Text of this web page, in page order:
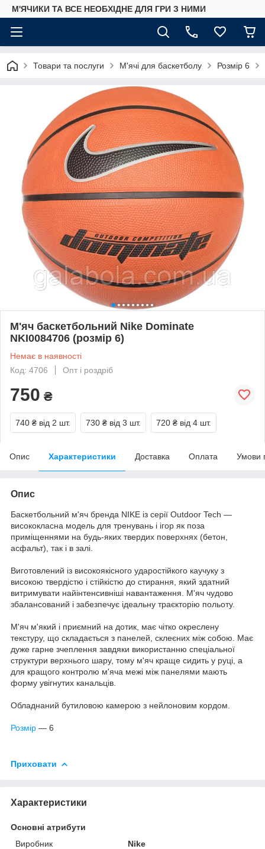
М'ЯЧИКИ ТА ВСЕ НЕОБХІДНЕ ДЛЯ ГРИ З НИМИ
Товари та послуги М'ячі для баскетболу Розмір 6
М'яч баскетбольний Nike Dominate
NKI0084706 (розмір 6)
Немає в наявності
Код: 4706
Опт і роздріб
750 ₴
740 ₴ від 2 шт. 730 ₴ від 3 шт. 720 ₴ від 4 шт.
Опис Характеристики Доставка Оплата Умови
Опис
Баскетбольний м'яч бренда NIKE із серії Outdoor Tech —
висококласна модель для тренувань і ігор як поза
приміщеннями на будь-яких твердих поверхнях (бетон,
асфальт), так і в залі.
Виготовлений із високоякісного ударостійкого каучуку з
високою твердістю і стійкістю до стирання, який здатний
витримувати найінтенсивніші навантаження. М'яч чудово
збалансований і забезпечує ідеальну траєкторію польоту.
М'яч м'який і приємний на дотик, має чітко окреслену
текстуру, що складається з панелей, склеєних між собою. Має
дуже гарне зчеплення завдяки використанню спеціальної
структури верхнього шару, тому м'яч краще сидить у руці, а
для кращого контролю м'яча межі між панелями мають
форму увігнутих канальців.
Обладнаний бутиловою камерою з нейлоновим кордом.
Розмір — 6
Приховати
Характеристики
Основні атрибути
Виробник
Nike